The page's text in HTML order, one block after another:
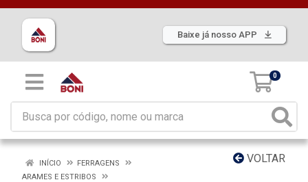
Baixe já nosso APP
0
VOLTAR
INÍCIO
FERRAGENS
ARAMES E ESTRIBOS